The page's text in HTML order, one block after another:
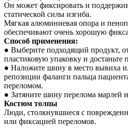
Он может фиксировать и
статической силы изгиба.
Мягкая алюминиевая опора и
обеспечивают очень хорошую
Способ применения:
● Выберите подходящий продукт,
пластиковую упаковку и достаньте
● Наложите шину в место вывиха
репозиции фаланги пальца
переломом.
● Затяните шину перелома марлей
Костюм толпы
Люди, столкнувшиеся с
или фиксацией переломов.